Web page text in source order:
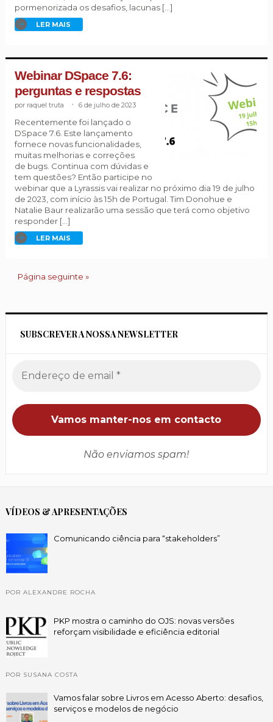
pormenorizada os desafios, lacunas […]
LER MAIS
Webinar DSpace 7.6:
perguntas e respostas
raquel truta 6 de julho de 2023
Recentemente foi lançado o
DSpace 7.6. Este lançamento
fornece novas funcionalidades,
muitas melhorias e correções
de bugs. Continua com dúvidas e
tem questões? Então participe no
webinar que a Lyrassis vai realizar no próximo dia 19 de julho
de 2023, com início às 15h de Portugal. Tim Donohue e
Natalie Baur realizarão uma sessão que terá como objetivo
responder […]
LER MAIS
Página seguinte »
SUBSCREVER A NOSSA NEWSLETTER
Não enviamos spam!
VÍDEOS & APRESENTAÇÕES
Comunicando ciência para “stakeholders”
POR ALEXANDRE ROCHA
PKP mostra o caminho do OJS: novas versões
reforçam visibilidade e eficiência editorial
POR SUSANA COSTA
Vamos falar sobre Livros em Acesso Aberto: desafios,
serviços e modelos de negócio